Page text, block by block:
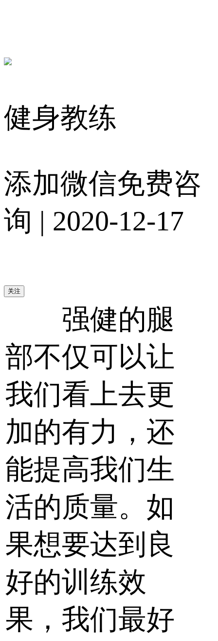
健身教练
添加微信免费咨
询 | 2020-12-17
强健的腿
部不仅可以让
我们看上去更
加的有力，还
能提高我们生
活的质量。如
果想要达到良
好的训练效
果，我们最好